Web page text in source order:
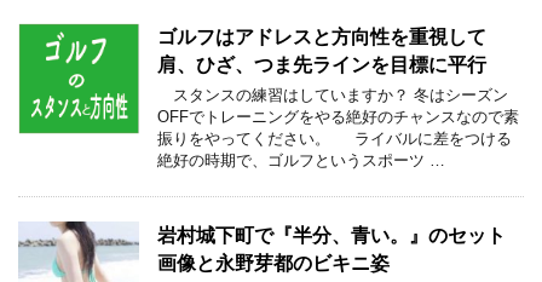
ゴルフはアドレスと方向性を重視して
肩、ひざ、つま先ラインを目標に平行
スタンスの練習はしていますか？ 冬はシーズン
OFFでトレーニングをやる絶好のチャンスなので素
振りをやってください。 ライバルに差をつける
絶好の時期で、ゴルフというスポーツ …
岩村城下町で『半分、青い。』のセット
画像と永野芽都のビキニ姿